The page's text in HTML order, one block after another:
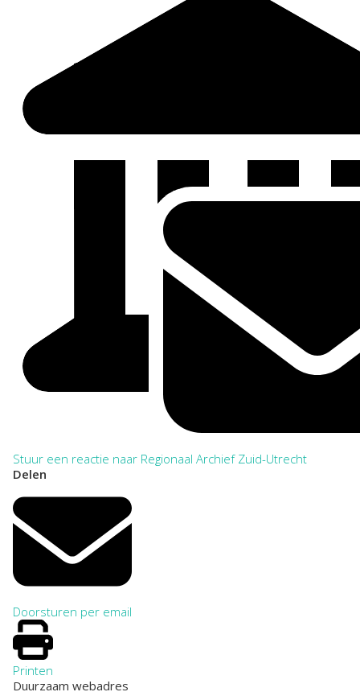
Stuur een reactie naar Regionaal Archief Zuid-Utrecht
Delen
Doorsturen per email
Printen
Duurzaam webadres